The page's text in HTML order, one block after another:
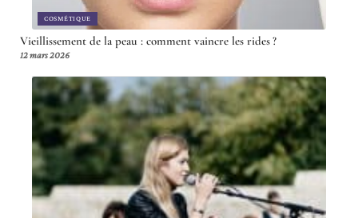
COSMÉTIQUE
Vieillissement de la peau : comment vaincre les rides ?
12 mars 2026